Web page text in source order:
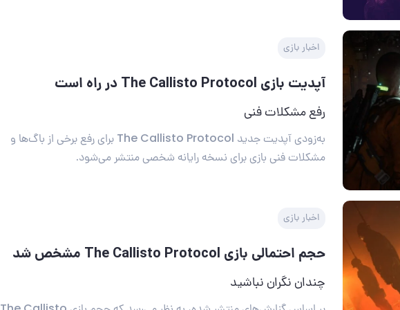
اخبار بازی
آپدیت بازی The Callisto Protocol در راه است
رفع مشکلات فنی
به‌زودی آپدیت جدید The Callisto Protocol برای رفع برخی از باگ‌ها و
مشکلات فنی بازی برای نسخه رایانه شخصی منتشر می‌شود.
اخبار بازی
حجم احتمالی بازی The Callisto Protocol مشخص شد
چندان نگران نباشید